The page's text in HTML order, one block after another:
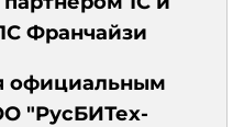
Франчайзи
официальным
"РусБИТех-